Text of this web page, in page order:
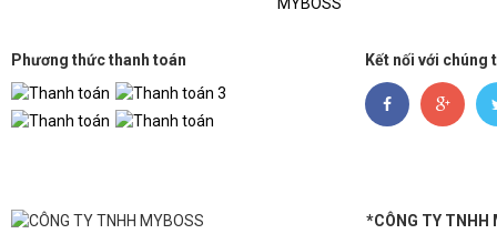
Phương thức thanh toán Kết nối với chúng
*CÔNG TY TNHH